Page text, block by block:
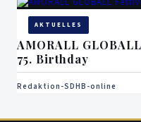
AKTUELLES
AMORALL
75. Birthday
Redaktion-SDHB-online